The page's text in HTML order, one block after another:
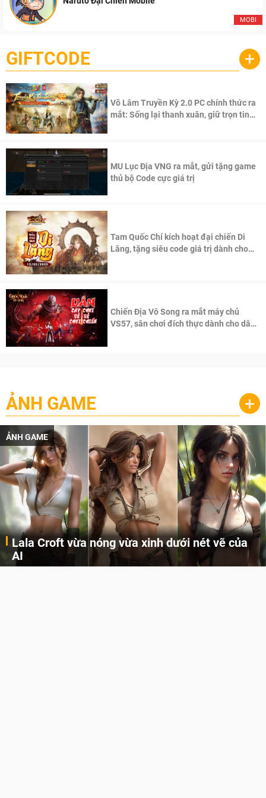
MOBI
GIFTCODE +
Võ Lâm Truyền Kỳ 2.0 PC chính thức ra
mắt: Sống lại thanh xuân, giữ trọn tinh
MU Lục Địa VNG ra mắt, gửi tặng game
thủ bộ Code cực giá trị
Tam Quốc Chí kích hoạt đại chiến Di
Lăng, tặng siêu code giá trị dành cho
Chiến Địa Vô Song ra mắt máy chủ
VS57, sân chơi đích thực dành cho dân
ẢNH GAME +
ẢNH GAME
Lala Croft vừa nóng vừa xinh dưới nét vẽ của
AI